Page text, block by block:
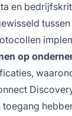
en
op